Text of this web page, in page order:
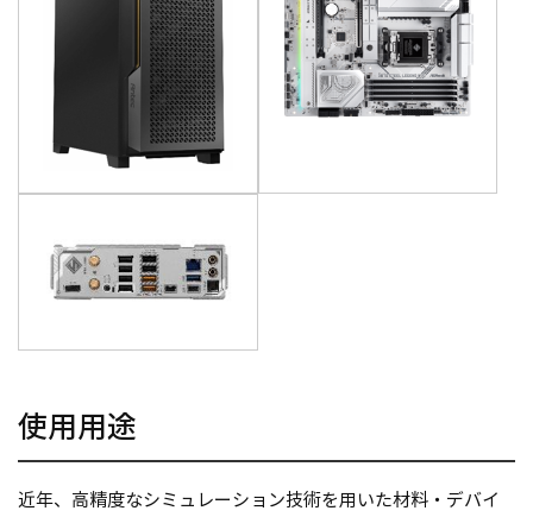
使用用途
近年、高精度なシミュレーション技術を用いた材料・デバイ